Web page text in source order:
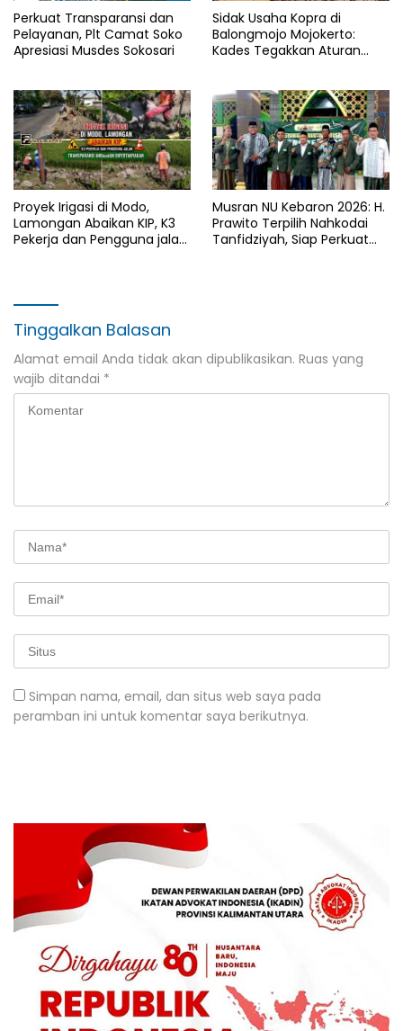
Perkuat Transparansi dan
Pelayanan, Plt Camat Soko
Apresiasi Musdes Sokosari
Sidak Usaha Kopra di
Balongmojo Mojokerto:
Kades Tegakkan Aturan
Proyek Irigasi di Modo,
Lamongan Abaikan KIP, K3
Pekerja dan Pengguna jalan,
Musran NU Kebaron 2026: H.
Prawito Terpilih Nahkodai
Tanfidziyah, Siap Perkuat
Tinggalkan Balasan
Alamat email Anda tidak akan dipublikasikan. Ruas yang
wajib ditandai *
Simpan nama, email, dan situs web saya pada
peramban ini untuk komentar saya berikutnya.